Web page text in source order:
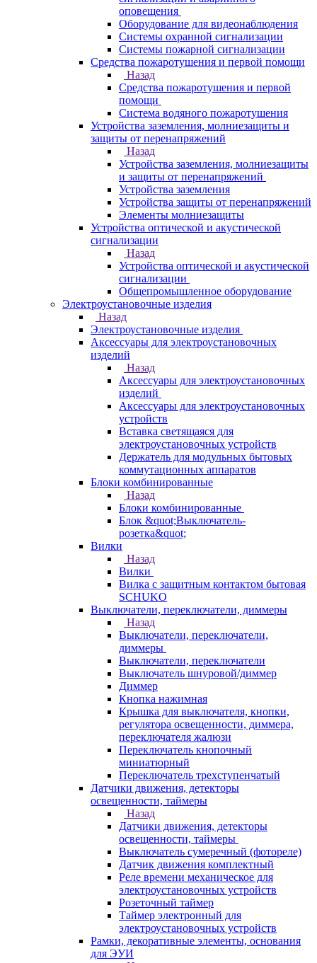
оповещения
Оборудование для видеонаблюдения
Системы охранной сигнализации
Системы пожарной сигнализации
Средства пожаротушения и первой помощи
Назад
Средства пожаротушения и первой
помощи
Система водяного пожаротушения
Устройства заземления, молниезащиты и
защиты от перенапряжений
Назад
Устройства заземления, молниезащиты
и защиты от перенапряжений
Устройства заземления
Устройства защиты от перенапряжений
Элементы молниезащиты
Устройства оптической и акустической
сигнализации
Назад
Устройства оптической и акустической
сигнализации
Общепромышленное оборудование
Электроустановочные изделия
Назад
Электроустановочные изделия
Аксессуары для электроустановочных
изделий
Назад
Аксессуары для электроустановочных
изделий
Аксессуары для электроустановочных
устройств
Вставка светящаяся для
электроустановочных устройств
Держатель для модульных бытовых
коммутационных аппаратов
Блоки комбинированные
Назад
Блоки комбинированные
Блок &quot;Выключатель-
розетка&quot;
Вилки
Назад
Вилки
Вилка с защитным контактом бытовая
SCHUKO
Выключатели, переключатели, диммеры
Назад
Выключатели, переключатели,
диммеры
Выключатели, переключатели
Выключатель шнуровой/диммер
Диммер
Кнопка нажимная
Крышка для выключателя, кнопки,
регулятора освещенности, диммера,
переключателя жалюзи
Переключатель кнопочный
миниатюрный
Переключатель трехступенчатый
Датчики движения, детекторы
освещенности, таймеры
Назад
Датчики движения, детекторы
освещенности, таймеры
Выключатель сумеречный (фотореле)
Датчик движения комплектный
Реле времени механическое для
электроустановочных устройств
Розеточный таймер
Таймер электронный для
электроустановочных устройств
Рамки, декоративные элементы, основания
для ЭУИ